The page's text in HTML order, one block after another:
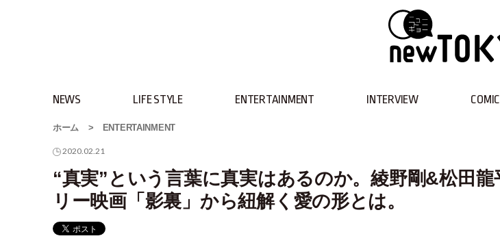
NEWS LIFE STYLE ENTERTAINMENT INTERVIEW COMIC
ホーム > ENTERTAINMENT
2020.02.21
“真実”という言葉に真実はあるのか。綾野剛&松田
リー映画「影裏」から紐解く愛の形とは。